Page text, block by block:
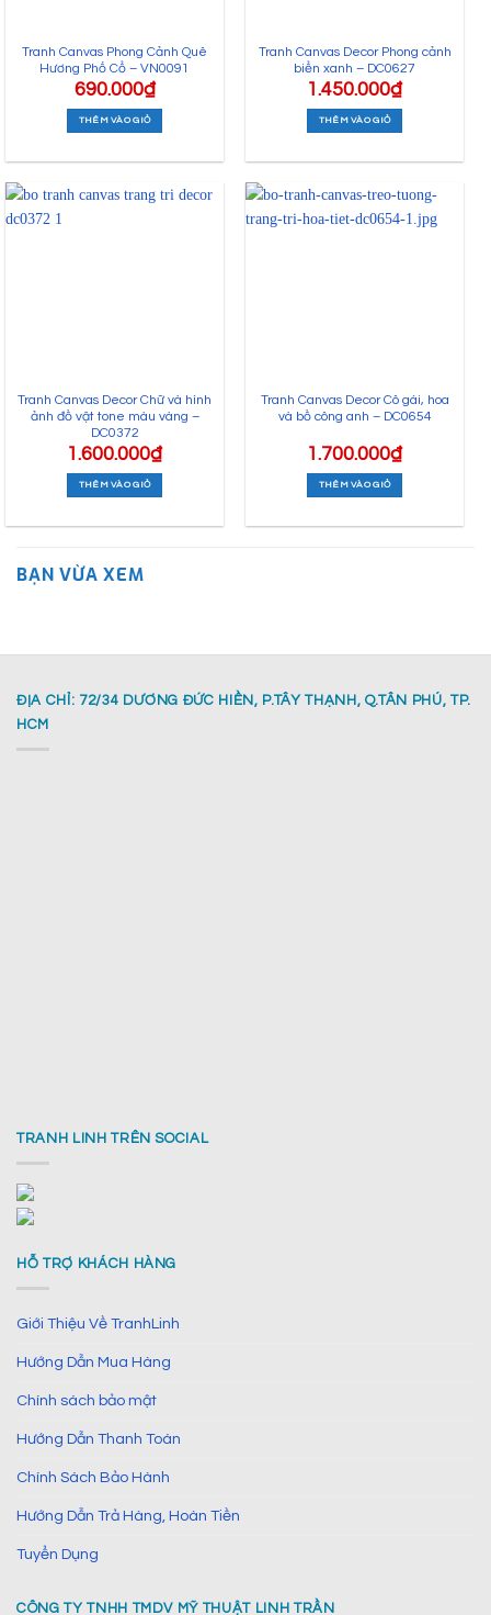
Tranh Canvas Phong Cảnh Quê
Hương Phố Cổ – VN0091
690.000₫
THÊM VÀO GIỎ
Tranh Canvas Decor Phong cảnh
biển xanh – DC0627
1.450.000₫
THÊM VÀO GIỎ
Tranh Canvas Decor Chữ và hình
ảnh đồ vật tone màu vàng –
DC0372
1.600.000₫
THÊM VÀO GIỎ
Tranh Canvas Decor Cô gái, hoa
và bồ công anh – DC0654
1.700.000₫
THÊM VÀO GIỎ
BẠN VỪA XEM
ĐỊA CHỈ: 72/34 DƯƠNG ĐỨC HIỀN, P.TÂY THẠNH, Q.TÂN PHÚ, TP.
HCM
TRANH LINH TRÊN SOCIAL
HỖ TRỢ KHÁCH HÀNG
Giới Thiệu Về TranhLinh
Hướng Dẫn Mua Hàng
Chính sách bảo mật
Hướng Dẫn Thanh Toán
Chính Sách Bảo Hành
Hướng Dẫn Trả Hàng, Hoàn Tiền
Tuyển Dụng
CÔNG TY TNHH TMDV MỸ THUẬT LINH TRẦN